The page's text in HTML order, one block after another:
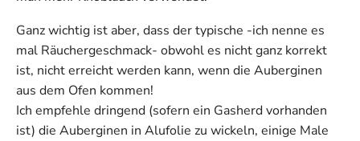
Ganz wichtig ist aber, dass der typische -ich nenne es
mal Räuchergeschmack- obwohl es nicht ganz korrekt
ist, nicht erreicht werden kann, wenn die Auberginen
aus dem Ofen kommen!
Ich empfehle dringend (sofern ein Gasherd vorhanden
ist) die Auberginen in Alufolie zu wickeln, einige Male